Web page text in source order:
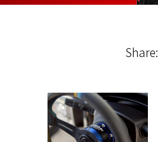
Share: